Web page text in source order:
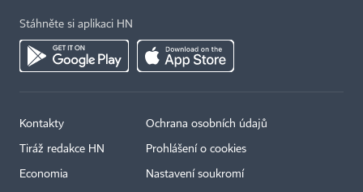
Stáhněte si aplikaci HN
Kontakty
Tiráž redakce HN
Economia
Ochrana osobních údajů
Prohlášení o cookies
Nastavení soukromí